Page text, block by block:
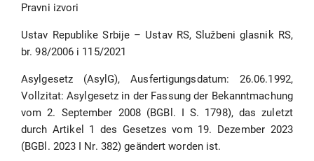
Pravni izvori
Ustav Republike Srbije – Ustav RS, Službeni glasnik RS,
br. 98/2006 i 115/2021
Asylgesetz (AsylG), Ausfertigungsdatum: 26.06.1992,
Vollzitat: Asylgesetz in der Fassung der Bekanntmachung
vom 2. September 2008 (BGBl. I S. 1798), das zuletzt
durch Artikel 1 des Gesetzes vom 19. Dezember 2023
(BGBl. 2023 I Nr. 382) geändert worden ist.